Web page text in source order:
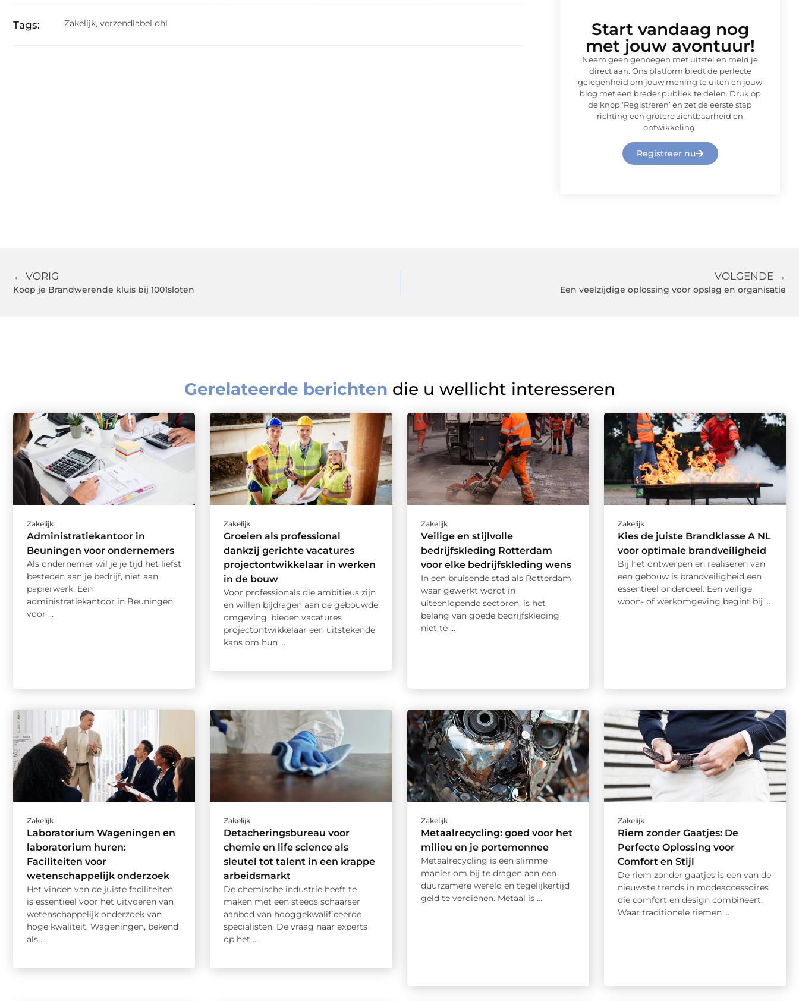
Tags: Zakelijk, verzendlabel dhl
Start vandaag nog
met jouw avontuur!
Neem geen genoegen met uitstel en meld je
direct aan. Ons platform biedt de perfecte
gelegenheid om jouw mening te uiten en jouw
blog met een breder publiek te delen. Druk op
de knop ‘Registreren’ en zet de eerste stap
richting een grotere zichtbaarheid en
ontwikkeling.
Registreer nu
← VORIG
Koop je Brandwerende kluis bij 1001sloten
VOLGENDE →
Een veelzijdige oplossing voor opslag en organisatie
Gerelateerde berichten die u wellicht interesseren
Zakelijk
Administratiekantoor in
Beuningen voor ondernemers
Als ondernemer wil je je tijd het liefst
besteden aan je bedrijf, niet aan
papierwerk. Een
administratiekantoor in Beuningen
voor ...
Zakelijk
Groeien als professional
dankzij gerichte vacatures
projectontwikkelaar in werken
in de bouw
Voor professionals die ambitieus zijn
en willen bijdragen aan de gebouwde
omgeving, bieden vacatures
projectontwikkelaar een uitstekende
kans om hun ...
Zakelijk
Veilige en stijlvolle
bedrijfskleding Rotterdam
voor elke bedrijfskleding wens
In een bruisende stad als Rotterdam
waar gewerkt wordt in
uiteenlopende sectoren, is het
belang van goede bedrijfskleding
niet te ...
Zakelijk
Kies de juiste Brandklasse A NL
voor optimale brandveiligheid
Bij het ontwerpen en realiseren van
een gebouw is brandveiligheid een
essentieel onderdeel. Een veilige
woon- of werkomgeving begint bij ...
Zakelijk
Laboratorium Wageningen en
laboratorium huren:
Faciliteiten voor
wetenschappelijk onderzoek
Het vinden van de juiste faciliteiten
is essentieel voor het uitvoeren van
wetenschappelijk onderzoek van
hoge kwaliteit. Wageningen, bekend
als ...
Zakelijk
Detacheringsbureau voor
chemie en life science als
sleutel tot talent in een krappe
arbeidsmarkt
De chemische industrie heeft te
maken met een steeds schaarser
aanbod van hooggekwalificeerde
specialisten. De vraag naar experts
op het ...
Zakelijk
Metaalrecycling: goed voor het
milieu en je portemonnee
Metaalrecycling is een slimme
manier om bij te dragen aan een
duurzamere wereld en tegelijkertijd
geld te verdienen. Metaal is ...
Zakelijk
Riem zonder Gaatjes: De
Perfecte Oplossing voor
Comfort en Stijl
De riem zonder gaatjes is een van de
nieuwste trends in modeaccessoires
die comfort en design combineert.
Waar traditionele riemen ...